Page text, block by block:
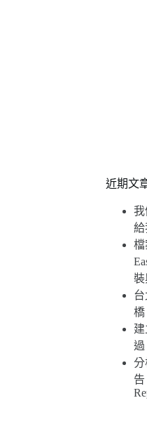
近期文
我
給
檔
裝
橋
過
分